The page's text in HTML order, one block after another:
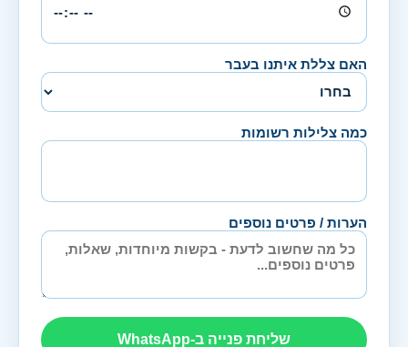
האם צללת איתנו בעבר
כמה צלילות רשומות
הערות / פרטים נוספים
שליחת פנייה ב-WhatsApp